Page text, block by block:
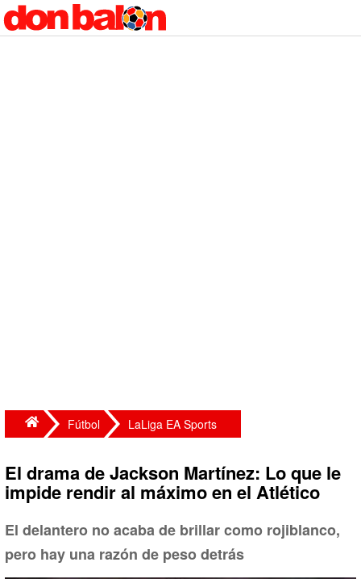
Fútbol LaLiga EA Sports
El drama de Jackson Martínez: Lo que le
impide rendir al máximo en el Atlético
El delantero no acaba de brillar como rojiblanco,
pero hay una razón de peso detrás